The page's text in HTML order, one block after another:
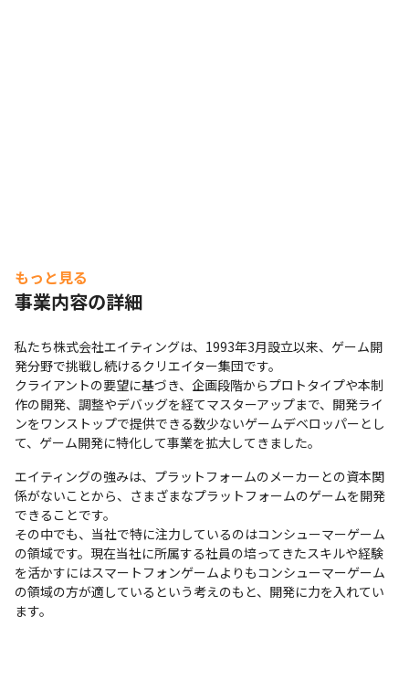
もっと見る
事業内容の詳細
私たち株式会社エイティングは、1993年3月設立以来、ゲーム開
発分野で挑戦し続けるクリエイター集団です。
クライアントの要望に基づき、企画段階からプロトタイプや本制
作の開発、調整やデバッグを経てマスターアップまで、開発ライ
ンをワンストップで提供できる数少ないゲームデベロッパーとし
て、ゲーム開発に特化して事業を拡大してきました。
エイティングの強みは、プラットフォームのメーカーとの資本関
係がないことから、さまざまなプラットフォームのゲームを開発
できることです。
その中でも、当社で特に注力しているのはコンシューマーゲーム
の領域です。現在当社に所属する社員の培ってきたスキルや経験
を活かすにはスマートフォンゲームよりもコンシューマーゲーム
の領域の方が適しているという考えのもと、開発に力を入れてい
ます。